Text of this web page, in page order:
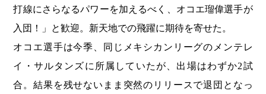
打線にさらなるパワーを加えるべく、オコエ瑠偉選手が
入団！」と歓迎。新天地での飛躍に期待を寄せた。
オコエ選手は今季、同じメキシカンリーグのメンテレ
イ・サルタンズに所属していたが、出場はわずか2試
合。結果を残せないまま突然のリリースで退団となっ